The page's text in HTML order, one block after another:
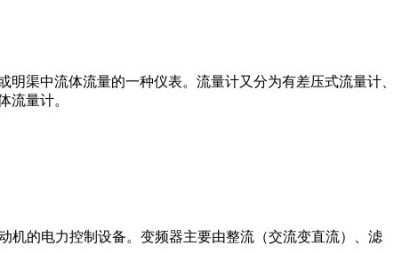
渠中流体流量的一种仪表。流量计又分为有差压式流量计、
流量计。
机的电力控制设备。变频器主要由整流（交流变直流）、滤